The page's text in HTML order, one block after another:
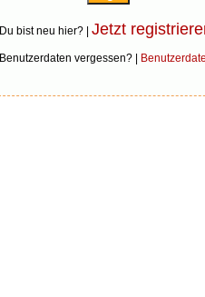
Du bist neu hier? | Jetzt
Benutzerdaten vergessen? |